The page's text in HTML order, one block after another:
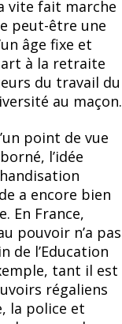
vite fait marche
peut-être une
âge fixe et
à la retraite
du travail du
au maçon.
point de vue
l’idée
a encore bien
En France,
pouvoir n’a pas
de l’Education
tant il est
régaliens
la police et